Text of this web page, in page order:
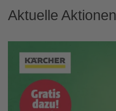
Aktuelle Aktionen